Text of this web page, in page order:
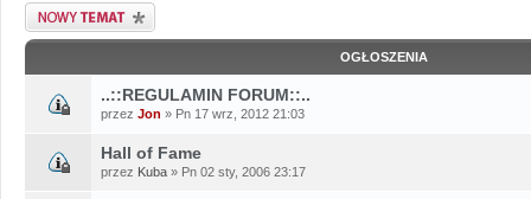
Napisz wątek
OGŁOSZENIA
..::REGULAMIN FORUM::..
przez Jon » Pn 17 wrz, 2012 21:03
Hall of Fame
przez Kuba » Pn 02 sty, 2006 23:17